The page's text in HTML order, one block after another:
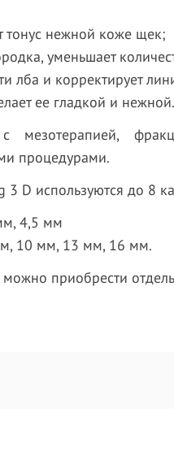
тонус нежной коже щек;
уменьшает
лба и корректирует
ее гладкой и нежной.
мезотерапией,
процедурами.
3 D используются до 8
4,5 мм
10 мм, 13 мм, 16 мм.
приобрести